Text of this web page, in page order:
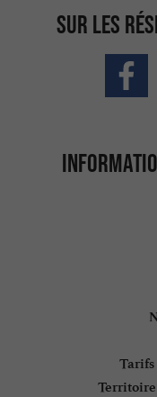
Sur les
Tarifs
Territoire